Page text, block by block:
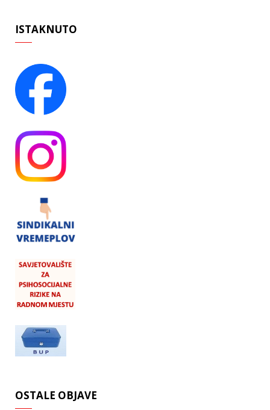
ISTAKNUTO
OSTALE OBJAVE